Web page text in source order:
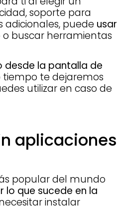
soporte para
puede usar
o buscar herramientas
la pantalla de
tiempo te dejaremos
utilizar en caso de
aplicaciones
popular del mundo
lo que sucede en la
instalar